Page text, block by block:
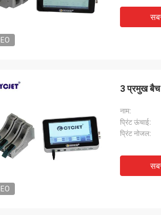
3 प्रमुख बैच
नाम:
प्रिंट ऊंचाई:
प्रिंट नोजल: